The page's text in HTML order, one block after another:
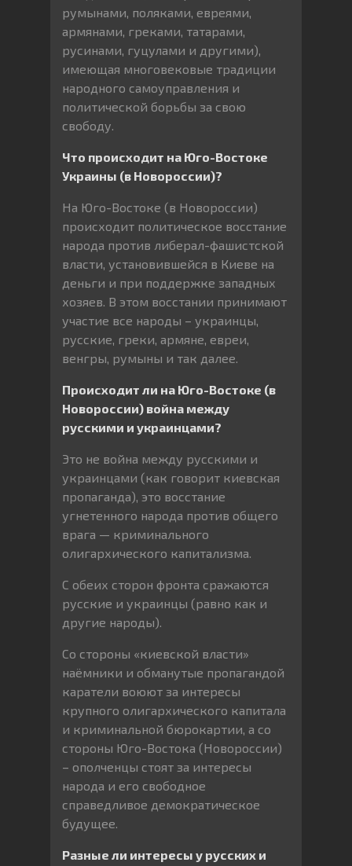
румынами, поляками, евреями,
армянами, греками, татарами,
русинами, гуцулами и другими),
имеющая многовековые традиции
народного самоуправления и
политической борьбы за свою
свободу.
Что происходит на Юго-Востоке
Украины (в Новороссии)?
На Юго-Востоке (в Новороссии)
происходит политическое восстание
народа против либерал-фашистской
власти, установившейся в Киеве на
деньги и при поддержке западных
хозяев. В этом восстании принимают
участие все народы – украинцы,
русские, греки, армяне, евреи,
венгры, румыны и так далее.
Происходит ли на Юго-Востоке (в
Новороссии) война между
русскими и украинцами?
Это не война между русскими и
украинцами (как говорит киевская
пропаганда), это восстание
угнетенного народа против общего
врага — криминального
олигархического капитализма.
С обеих сторон фронта сражаются
русские и украинцы (равно как и
другие народы).
Со стороны «киевской власти»
наёмники и обманутые пропагандой
каратели воюют за интересы
крупного олигархического капитала
и криминальной бюрокартии, а со
стороны Юго-Востока (Новороссии)
– ополченцы стоят за интересы
народа и его свободное
справедливое демократическое
будущее.
Разные ли интересы у русских и